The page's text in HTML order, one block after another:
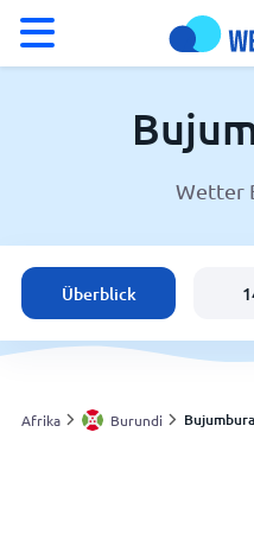
Wetter in Bujumbura
Burundi
Schweiz
Deutschland
Wetter
Überblick
Afrika Burundi Bujumbura